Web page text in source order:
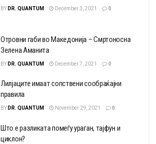
BY DR. QUANTUM December 3, 2021 0
Отровни габи во Македонија – Смртоносна
Зелена Аманита
BY DR. QUANTUM December 7, 2021 0
Лилјаците имаат сопствени сообраќајни
правила
BY DR. QUANTUM November 29, 2021 0
Што е разликата помеѓу ураган, тајфун и
циклон?